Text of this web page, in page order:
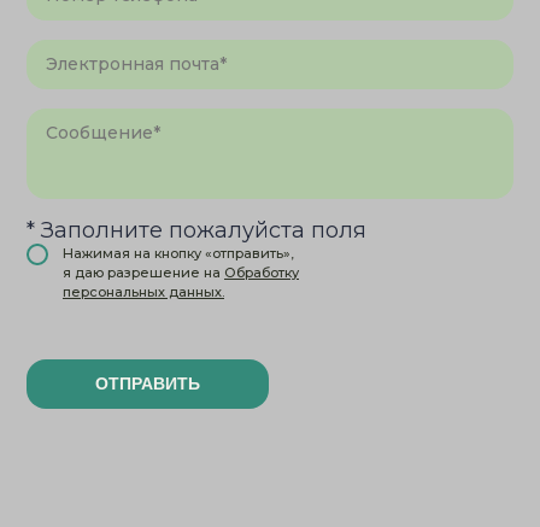
* Заполните пожалуйста поля
Нажимая на кнопку «отправить»,
я даю разрешение на Обработку
персональных данных.
ОТПРАВИТЬ